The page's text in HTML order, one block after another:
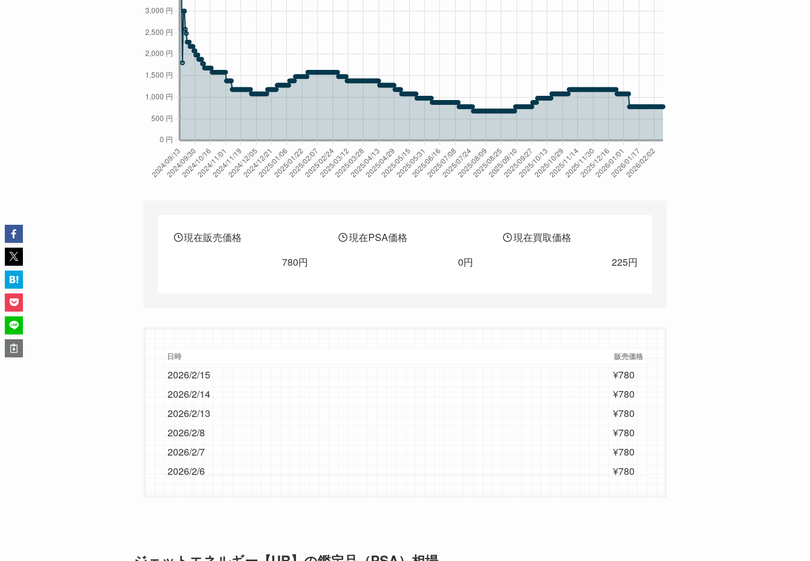
現在販売価格
780円
現在PSA価格
0円
現在買取価格
225円
日時 販売価格
2026/2/15
¥780
2026/2/14
¥780
2026/2/13
¥780
2026/2/8
¥780
2026/2/7
¥780
2026/2/6
¥780